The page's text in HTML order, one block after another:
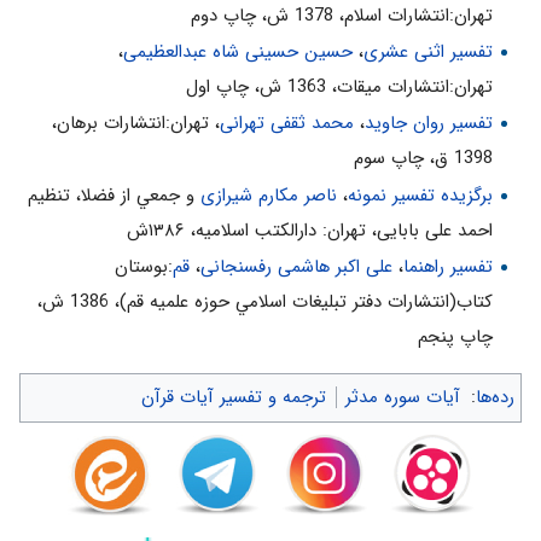
آن كه آنچه براى انبيا آمده است، براى ما نيز بيايد. در پاسخ اين توقّعات
مى‌داند كه رسالتش را كجا قرار دهد.
شفاعت كنندگان در قيامت‌
در قرآن و روايات مى‌خوانيم كه خداوند در قيامت به افرادى اجازه
مى‌دهد تا براى ديگران شفاعت كنند. در روايتى از پيامبر اكرم صلى الله
عليه و آله مى‌خوانيم: «انا اول شافع» «5» اوّلين كسى كه شفاعت (امّت
خود را) مى‌كند، من هستم.
قرآن. اميرالمؤمنين على عليه السلام مى‌فرمايد: روز قيامت، قرآن از
شفاعت كنندگان است. «6»
الانبياء» «7»
امامان معصوم و شيعيان واقعى. در روايتى از امام معصوم عليه السلام
مى‌خوانيم: در قيامت، شفاعت براى ما و شيعيان ما خواهد بود. «لنا
تهران:انتشارات اسلام‌، 1378 ش‌، چاپ دوم‌
تفسیر اثنی عشری،حسین حسینی شاه عبدالعظیمی،
تهران:انتشارات ميقات، 1363 ش، چاپ اول
تفسیر روان جاوید، محمد ثقفی تهرانی، تهران:انتشارات برهان،
1398 ق، چاپ سوم
برگزیده تفسیر نمونه، ناصر مکارم شیرازی و جمعي از فضلا، تنظیم
احمد علی بابایی، تهران: دارالکتب اسلامیه، ۱۳۸۶ش
تفسیر راهنما، علی اکبر هاشمی رفسنجانی، قم:بوستان
كتاب(انتشارات دفتر تبليغات اسلامي حوزه علميه قم)، 1386 ش‌،
چاپ پنجم‌
رده‌ها: آیات سوره مدثر ترجمه و تفسیر آیات قرآن